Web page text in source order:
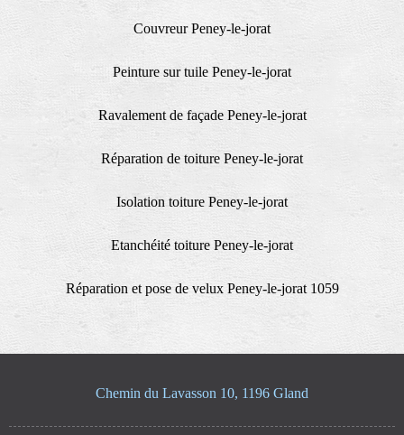
Couvreur Peney-le-jorat
Peinture sur tuile Peney-le-jorat
Ravalement de façade Peney-le-jorat
Réparation de toiture Peney-le-jorat
Isolation toiture Peney-le-jorat
Etanchéité toiture Peney-le-jorat
Réparation et pose de velux Peney-le-jorat 1059
Chemin du Lavasson 10, 1196 Gland